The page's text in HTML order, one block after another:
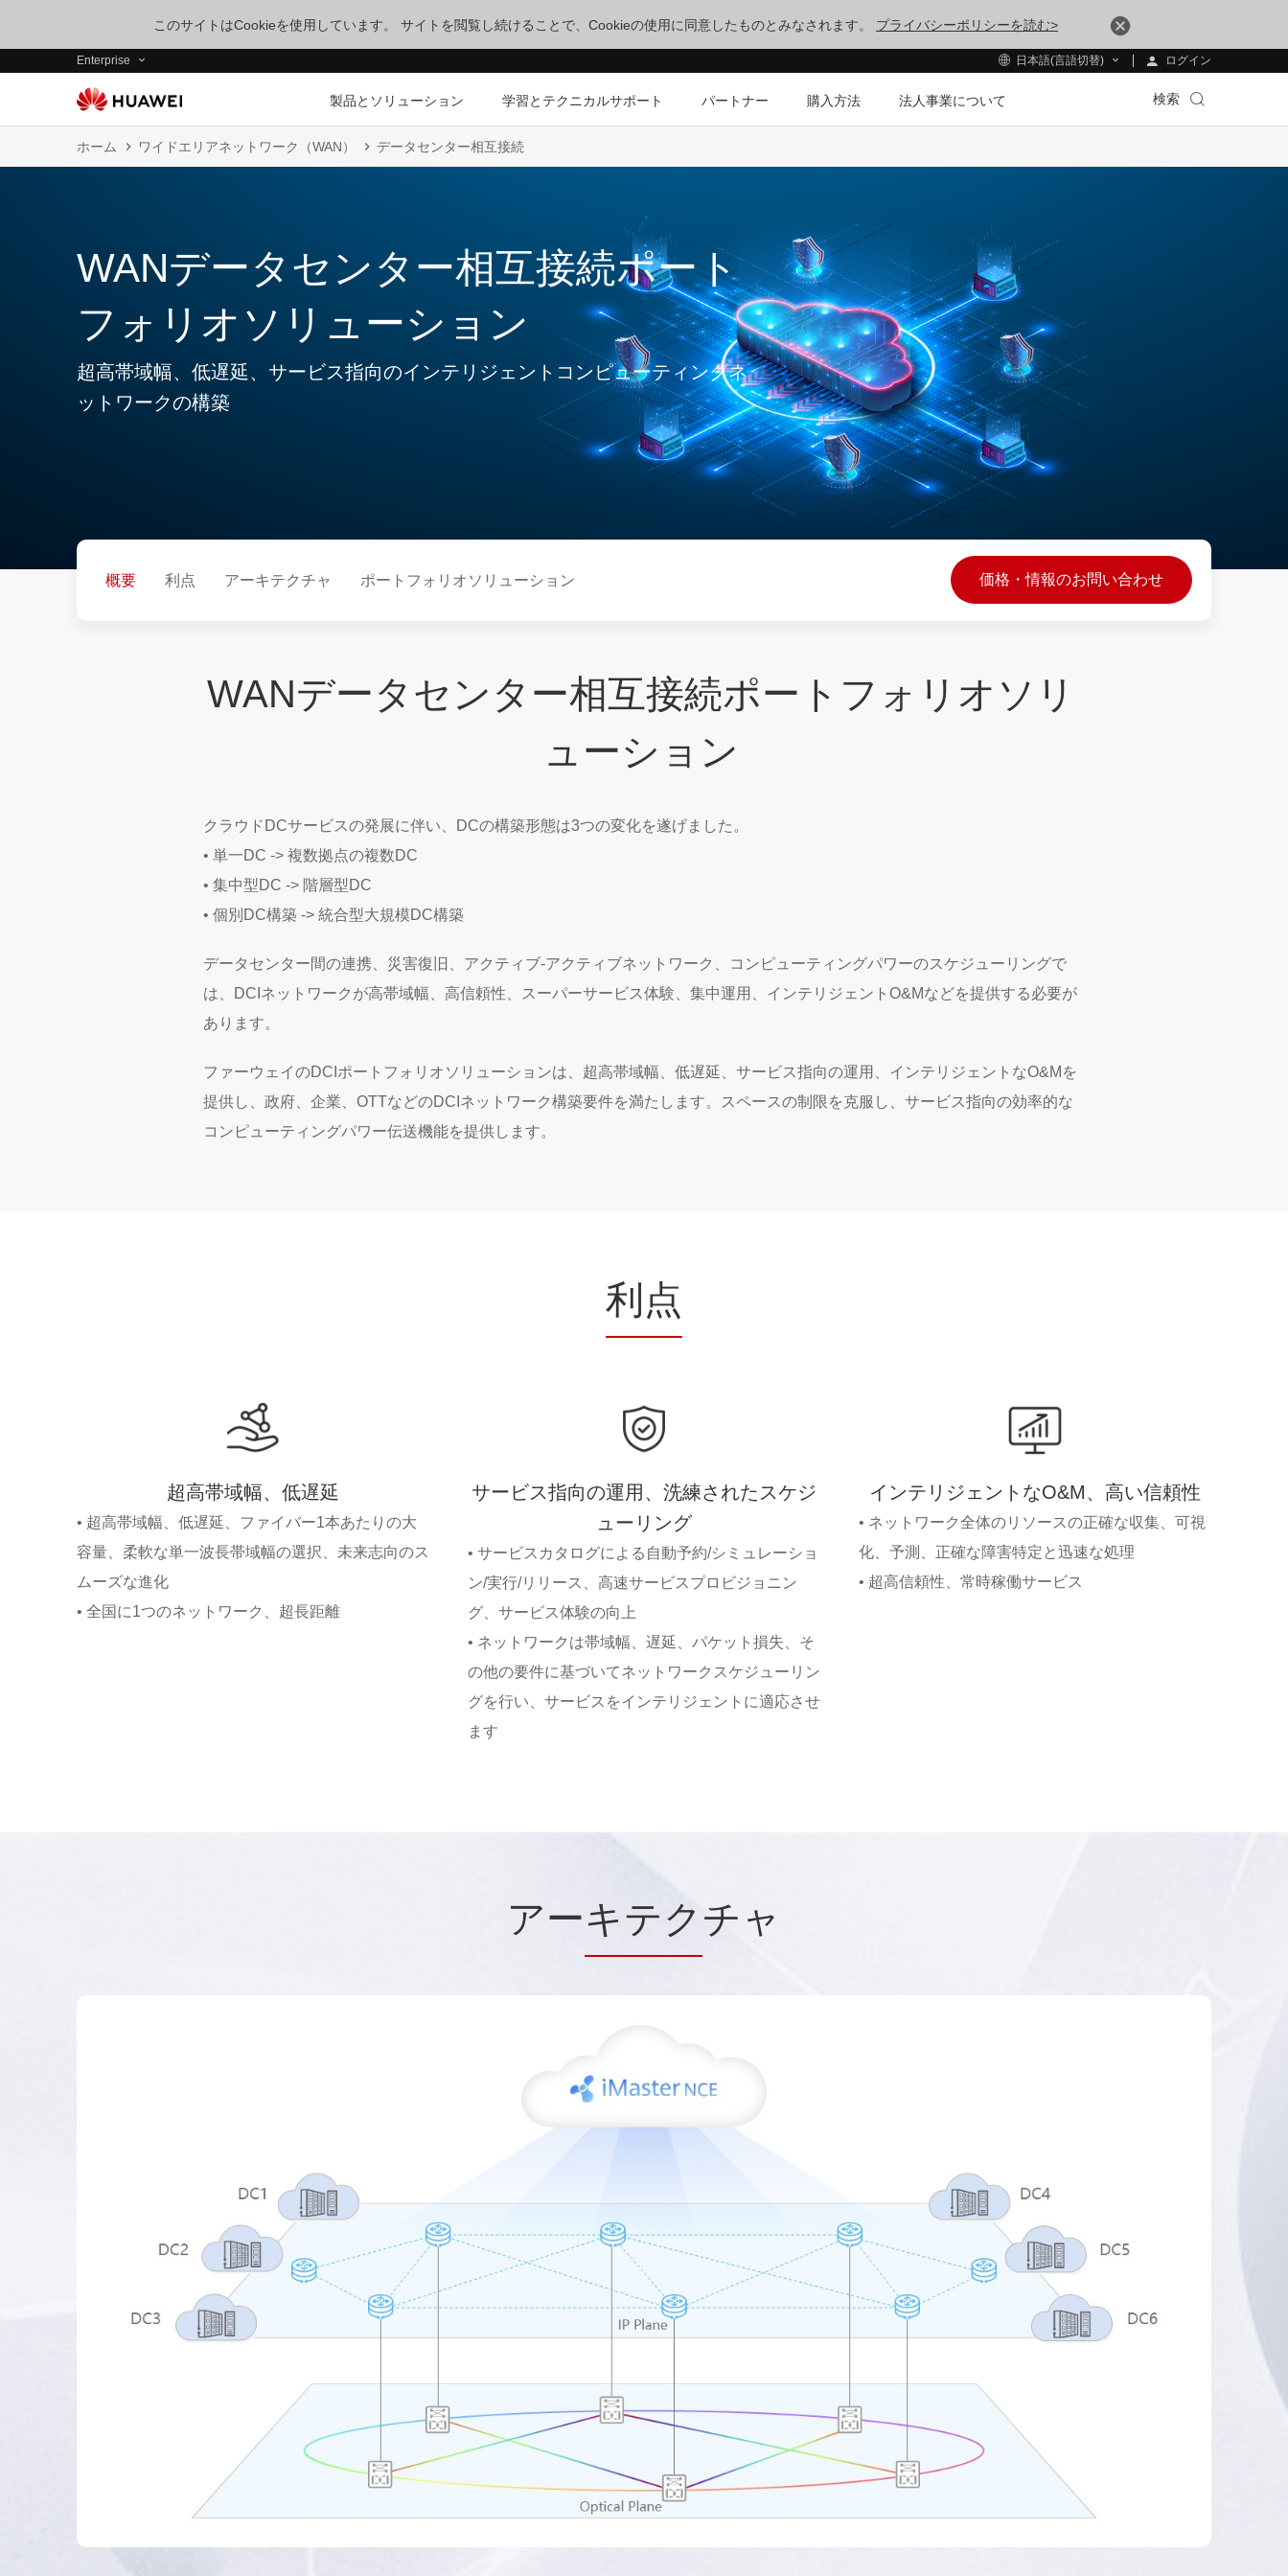
このサイトはCookieを使用しています。 サイトを閲覧し続けることで、Cookieの使用に同意したものとみなされます。 プライバシーポリシーを読む>
Enterprise 日本語(言語切替) ログイン
製品とソリューション 学習とテクニカルサポート パートナー 購入方法 法人事業について 検索
ホーム ワイドエリアネットワーク（WAN） データセンター相互接続
WANデータセンター相互接続ポート
フォリオソリューション
超高帯域幅、低遅延、サービス指向のインテリジェントコンピューティングネ
ットワークの構築
概要 利点 アーキテクチャ ポートフォリオソリューション 価格・情報のお問い合わせ
WANデータセンター相互接続ポートフォリオソリ
ューション
クラウドDCサービスの発展に伴い、DCの構築形態は3つの変化を遂げました。
• 単一DC -> 複数拠点の複数DC
• 集中型DC -> 階層型DC
• 個別DC構築 -> 統合型大規模DC構築
データセンター間の連携、災害復旧、アクティブ-アクティブネットワーク、コンピューティングパワーのスケジューリングで
は、DCIネットワークが高帯域幅、高信頼性、スーパーサービス体験、集中運用、インテリジェントO&Mなどを提供する必要が
あります。
ファーウェイのDCIポートフォリオソリューションは、超高帯域幅、低遅延、サービス指向の運用、インテリジェントなO&Mを
提供し、政府、企業、OTTなどのDCIネットワーク構築要件を満たします。スペースの制限を克服し、サービス指向の効率的な
コンピューティングパワー伝送機能を提供します。
利点
超高帯域幅、低遅延
• 超高帯域幅、低遅延、ファイバー1本あたりの大
容量、柔軟な単一波長帯域幅の選択、未来志向のス
ムーズな進化
• 全国に1つのネットワーク、超長距離
サービス指向の運用、洗練されたスケジ
ューリング
• サービスカタログによる自動予約/シミュレーショ
ン/実行/リリース、高速サービスプロビジョニン
グ、サービス体験の向上
• ネットワークは帯域幅、遅延、パケット損失、そ
の他の要件に基づいてネットワークスケジューリン
グを行い、サービスをインテリジェントに適応させ
ます
インテリジェントなO&M、高い信頼性
• ネットワーク全体のリソースの正確な収集、可視
化、予測、正確な障害特定と迅速な処理
• 超高信頼性、常時稼働サービス
アーキテク チャ